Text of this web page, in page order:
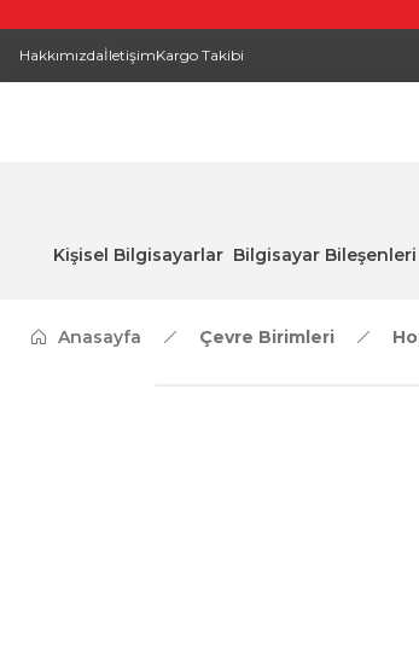
HakkımızdaİletişimKargo Takibi
Kişisel Bilgisayarlar Bilgisayar Bileşenleri
Anasayfa Çevre Birimleri